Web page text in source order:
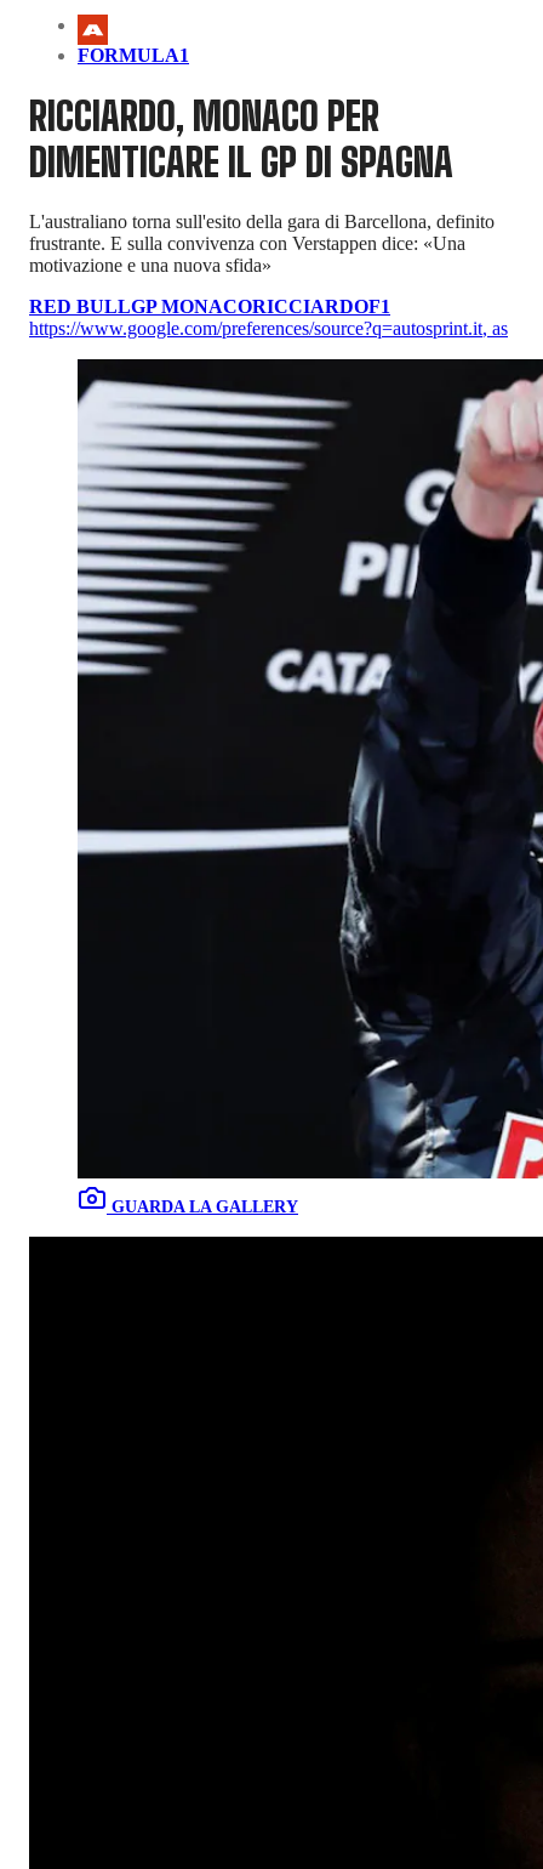
FORMULA1
RICCIARDO, MONACO PER
DIMENTICARE IL GP DI SPAGNA
L'australiano torna sull'esito della gara di Barcellona, definito
frustrante. E sulla convivenza con Verstappen dice: «Una
motivazione e una nuova sfida»
RED BULLGP MONACORICCIARDOF1
https://www.google.com/preferences/source?q=autosprint.it, as
GUARDA LA GALLERY